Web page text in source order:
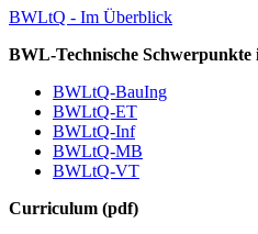
BWLtQ - Im Überblick
BWL-Technische
BWLtQ-BauIng
BWLtQ-ET
BWLtQ-Inf
BWLtQ-MB
BWLtQ-VT
Curriculum (pdf)